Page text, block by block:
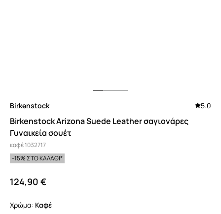
Birkenstock 5.0
Birkenstock Arizona Suede Leather σαγιονάρες
Γυναικεία σουέτ
καφέ 1032717
-15% ΣΤΟ ΚΑΛΑΘΙ*
124,90 €
Χρώμα: καφέ